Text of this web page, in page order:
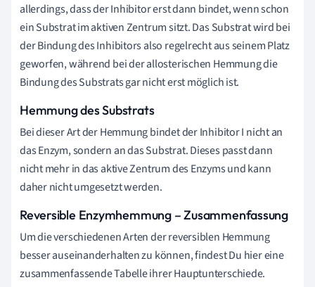
allerdings, dass der Inhibitor erst dann bindet, wenn schon
ein Substrat im aktiven Zentrum sitzt. Das Substrat wird bei
der Bindung des Inhibitors also regelrecht aus seinem Platz
geworfen, während bei der allosterischen Hemmung die
Bindung des Substrats gar nicht erst möglich ist.
Hemmung des Substrats
Bei dieser Art der Hemmung bindet der Inhibitor I nicht an
das Enzym, sondern an das Substrat. Dieses passt dann
nicht mehr in das aktive Zentrum des Enzyms und kann
daher nicht umgesetzt werden.
Reversible Enzymhemmung – Zusammenfassung
Um die verschiedenen Arten der reversiblen Hemmung
besser auseinanderhalten zu können, findest Du hier eine
zusammenfassende Tabelle ihrer Hauptunterschiede.